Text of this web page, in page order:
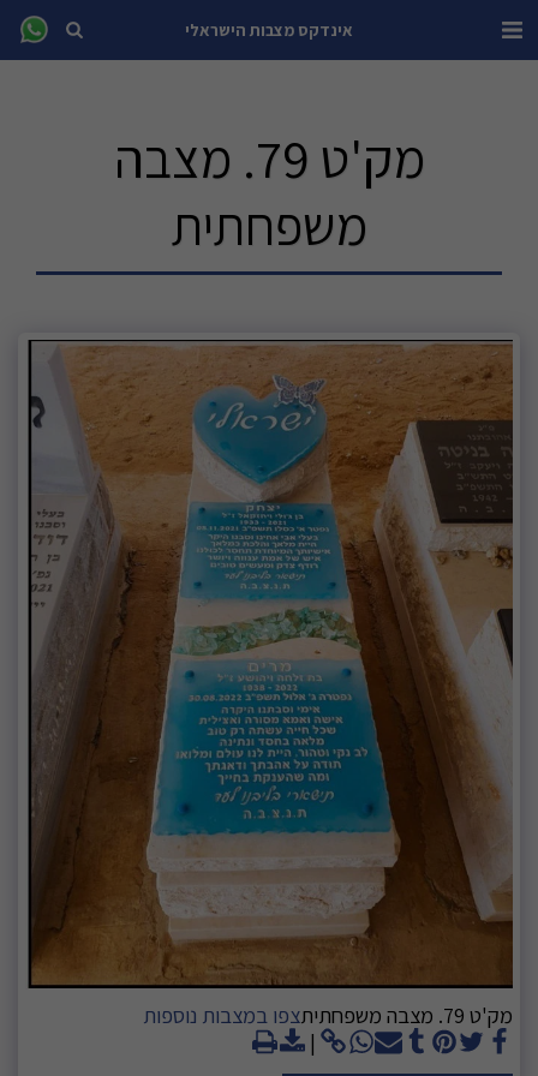
אינדקס מצבות הישראלי
מק'ט 79. מצבה
משפחתית
מק'ט 79. מצבה משפחתית צפו במצבות נוספות